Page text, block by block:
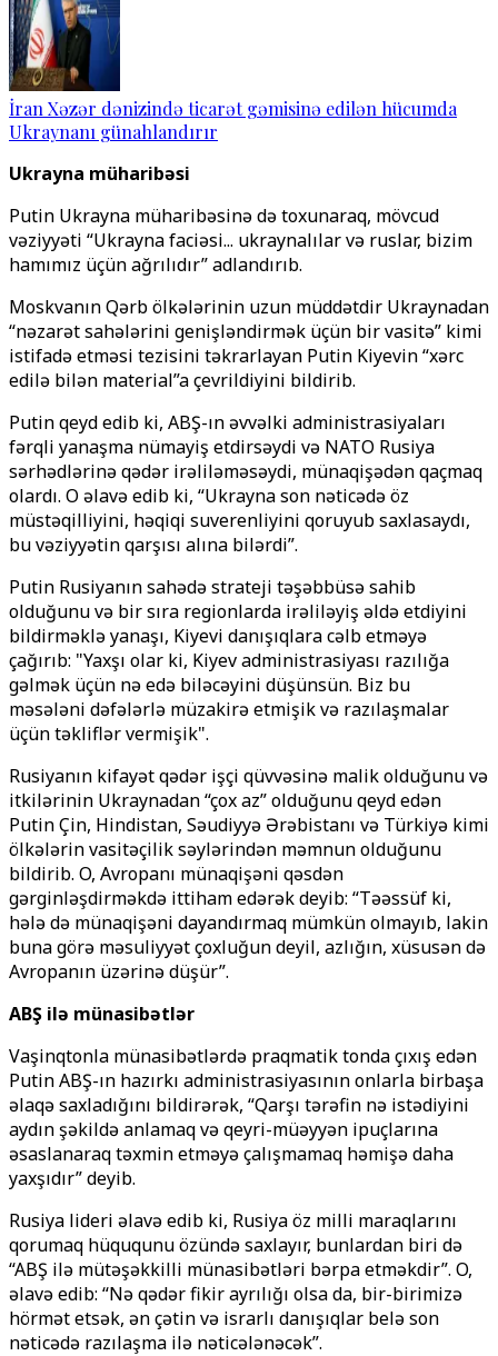
İran Xəzər dənizində ticarət gəmisinə edilən hücumda
Ukraynanı günahlandırır
Ukrayna müharibəsi
Putin Ukrayna müharibəsinə də toxunaraq, mövcud
vəziyyəti “Ukrayna faciəsi... ukraynalılar və ruslar, bizim
hamımız üçün ağrılıdır” adlandırıb.
Moskvanın Qərb ölkələrinin uzun müddətdir Ukraynadan
“nəzarət sahələrini genişləndirmək üçün bir vasitə” kimi
istifadə etməsi tezisini təkrarlayan Putin Kiyevin “xərc
edilə bilən material”a çevrildiyini bildirib.
Putin qeyd edib ki, ABŞ-ın əvvəlki administrasiyaları
fərqli yanaşma nümayiş etdirsəydi və NATO Rusiya
sərhədlərinə qədər irəliləməsəydi, münaqişədən qaçmaq
olardı. O əlavə edib ki, “Ukrayna son nəticədə öz
müstəqilliyini, həqiqi suverenliyini qoruyub saxlasaydı,
bu vəziyyətin qarşısı alına bilərdi”.
Putin Rusiyanın sahədə strateji təşəbbüsə sahib
olduğunu və bir sıra regionlarda irəliləyiş əldə etdiyini
bildirməklə yanaşı, Kiyevi danışıqlara cəlb etməyə
çağırıb: "Yaxşı olar ki, Kiyev administrasiyası razılığa
gəlmək üçün nə edə biləcəyini düşünsün. Biz bu
məsələni dəfələrlə müzakirə etmişik və razılaşmalar
üçün təkliflər vermişik".
Rusiyanın kifayət qədər işçi qüvvəsinə malik olduğunu və
itkilərinin Ukraynadan “çox az” olduğunu qeyd edən
Putin Çin, Hindistan, Səudiyyə Ərəbistanı və Türkiyə kimi
ölkələrin vasitəçilik səylərindən məmnun olduğunu
bildirib. O, Avropanı münaqişəni qəsdən
gərginləşdirməkdə ittiham edərək deyib: “Təəssüf ki,
hələ də münaqişəni dayandırmaq mümkün olmayıb, lakin
buna görə məsuliyyət çoxluğun deyil, azlığın, xüsusən də
Avropanın üzərinə düşür”.
ABŞ ilə münasibətlər
Vaşinqtonla münasibətlərdə praqmatik tonda çıxış edən
Putin ABŞ-ın hazırkı administrasiyasının onlarla birbaşa
əlaqə saxladığını bildirərək, “Qarşı tərəfin nə istədiyini
aydın şəkildə anlamaq və qeyri-müəyyən ipuçlarına
əsaslanaraq təxmin etməyə çalışmamaq həmişə daha
yaxşıdır” deyib.
Rusiya lideri əlavə edib ki, Rusiya öz milli maraqlarını
qorumaq hüququnu özündə saxlayır, bunlardan biri də
“ABŞ ilə mütəşəkkilli münasibətləri bərpa etməkdir”. O,
əlavə edib: “Nə qədər fikir ayrılığı olsa da, bir-birimizə
hörmət etsək, ən çətin və israrlı danışıqlar belə son
nəticədə razılaşma ilə nəticələnəcək”.